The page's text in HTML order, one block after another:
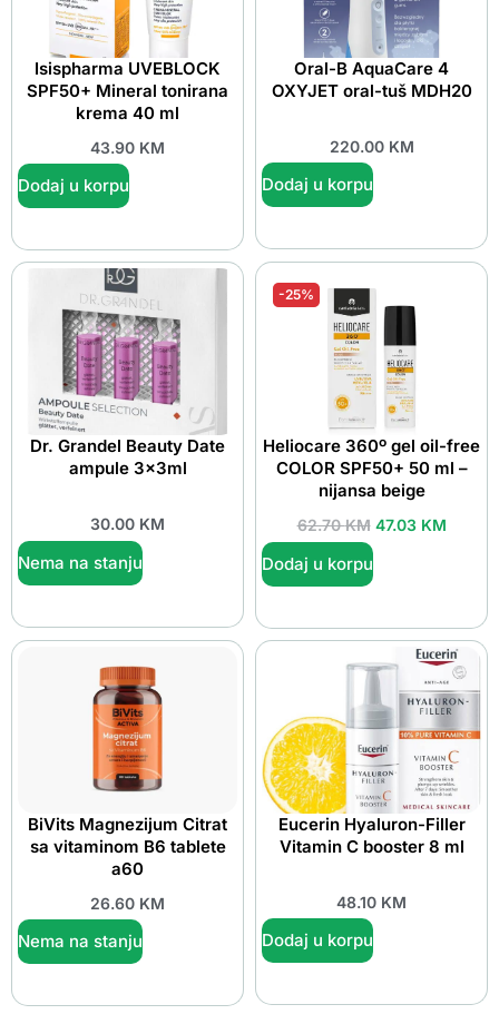
Isispharma UVEBLOCK
SPF50+ Mineral tonirana
krema 40 ml
43.90 KM
Dodaj u korpu
Oral-B AquaCare 4
OXYJET oral-tuš MDH20
220.00 KM
Dodaj u korpu
Dr. Grandel Beauty Date
ampule 3x3ml
30.00 KM
Nema na stanju
-25%
Heliocare 360º gel oil-free
COLOR SPF50+ 50 ml –
nijansa beige
62.70KM 47.03 KM
Dodaj u korpu
BiVits Magnezijum Citrat
sa vitaminom B6 tablete
a60
26.60 KM
Nema na stanju
Eucerin Hyaluron-Filler
Vitamin C booster 8 ml
48.10 KM
Dodaj u korpu